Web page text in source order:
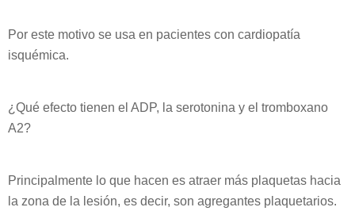
Por este motivo se usa en pacientes con cardiopatía
isquémica.
¿Qué efecto tienen el ADP, la serotonina y el tromboxano
A2?
Principalmente lo que hacen es atraer más plaquetas hacia
la zona de la lesión, es decir, son agregantes plaquetarios.